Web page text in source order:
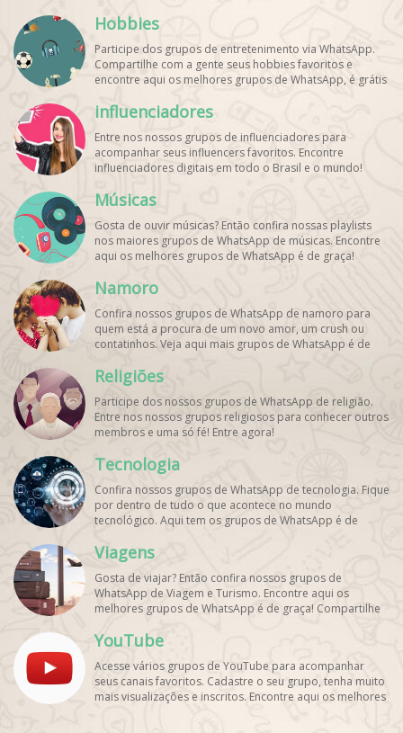
Hobbies
Participe dos grupos de entretenimento via WhatsApp.
Compartilhe com a gente seus hobbies favoritos e
encontre aqui os melhores grupos de WhatsApp, é grátis
influenciadores
Entre nos nossos grupos de influenciadores para
acompanhar seus influencers favoritos. Encontre
influenciadores digitais em todo o Brasil e o mundo!
Músicas
Gosta de ouvir músicas? Então confira nossas playlists
nos maiores grupos de WhatsApp de músicas. Encontre
aqui os melhores grupos de WhatsApp é de graça!
Namoro
Confira nossos grupos de WhatsApp de namoro para
quem está a procura de um novo amor, um crush ou
contatinhos. Veja aqui mais grupos de WhatsApp é de
Religiões
Participe dos nossos grupos de WhatsApp de religião.
Entre nos nossos grupos religiosos para conhecer outros
membros e uma só fé! Entre agora!
Tecnologia
Confira nossos grupos de WhatsApp de tecnologia. Fique
por dentro de tudo o que acontece no mundo
tecnológico. Aqui tem os grupos de WhatsApp é de
Viagens
Gosta de viajar? Então confira nossos grupos de
WhatsApp de Viagem e Turismo. Encontre aqui os
melhores grupos de WhatsApp é de graça! Compartilhe
YouTube
Acesse vários grupos de YouTube para acompanhar
seus canais favoritos. Cadastre o seu grupo, tenha muito
mais visualizações e inscritos. Encontre aqui os melhores